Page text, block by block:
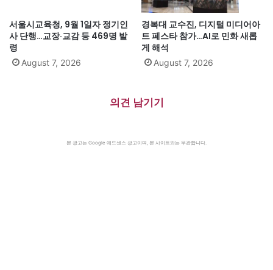
서울시교육청, 9월 1일자 정기인
사 단행…교장·교감 등 469명 발
령
August 7, 2026
경복대 교수진, 디지털 미디어아
트 페스타 참가…AI로 민화 새롭
게 해석
August 7, 2026
의견 남기기
본 광고는 Google 애드센스 광고이며, 본 사이트와는 무관합니다.